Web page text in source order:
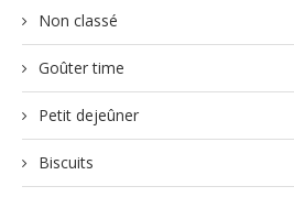
Non classé
Goûter time
Petit dejeûner
Biscuits